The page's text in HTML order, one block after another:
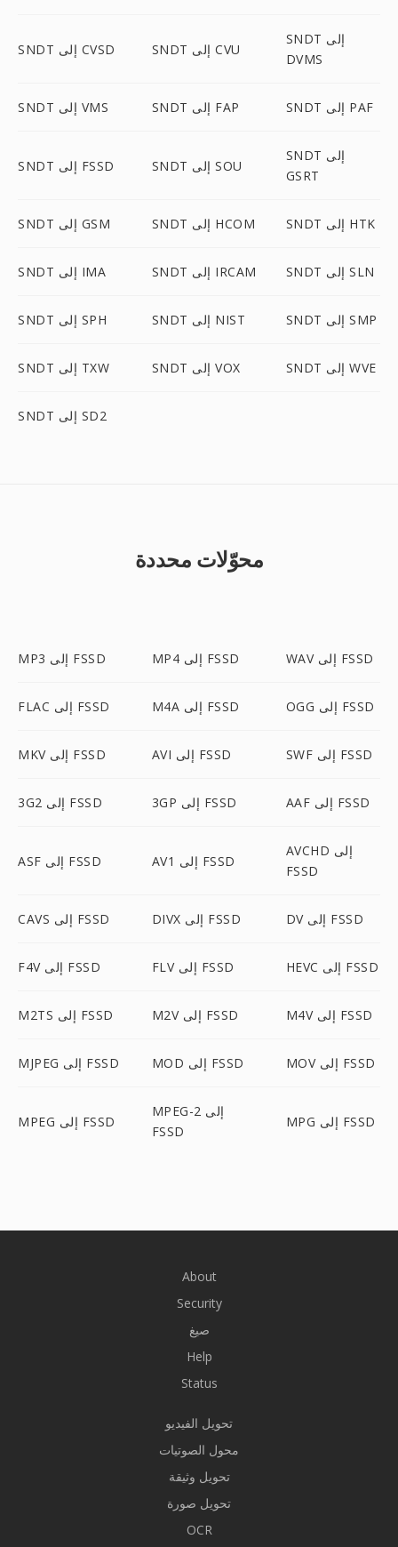
SNDT إلى CVSD SNDT إلى CVU
SNDT إلى
DVMS
SNDT إلى VMS SNDT إلى FAP SNDT إلى PAF
SNDT إلى FSSD SNDT إلى SOU
SNDT إلى
GSRT
SNDT إلى GSM SNDT إلى HCOM SNDT إلى HTK
SNDT إلى IMA SNDT إلى IRCAM SNDT إلى SLN
SNDT إلى SPH SNDT إلى NIST SNDT إلى SMP
SNDT إلى TXW SNDT إلى VOX SNDT إلى WVE
SNDT إلى SD2
محوّلات محددة
MP3 إلى FSSD MP4 إلى FSSD WAV إلى FSSD
FLAC إلى FSSD M4A إلى FSSD OGG إلى FSSD
MKV إلى FSSD AVI إلى FSSD SWF إلى FSSD
3G2 إلى FSSD 3GP إلى FSSD AAF إلى FSSD
ASF إلى FSSD AV1 إلى FSSD
AVCHD إلى
FSSD
CAVS إلى FSSD DIVX إلى FSSD DV إلى FSSD
F4V إلى FSSD FLV إلى FSSD HEVC إلى FSSD
M2TS إلى FSSD M2V إلى FSSD M4V إلى FSSD
MJPEG إلى FSSD MOD إلى FSSD MOV إلى FSSD
MPEG إلى FSSD
MPEG-2 إلى
FSSD
MPG إلى FSSD
About
Security
صيغ
Help
Status
تحويل الفيديو
محول الصوتيات
تحويل وثيقة
تحويل صورة
OCR